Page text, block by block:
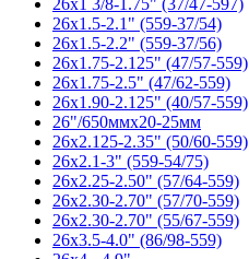
26x1 3/8-1.75" (37/47-597)
26x1.5-2.1" (559-37/54)
26x1.5-2.2" (559-37/56)
26x1.75-2.125" (47/57-559)
26x1.75-2.5" (47/62-559)
26x1.90-2.125" (40/57-559)
26"/650ммx20-25мм
26x2.125-2.35" (50/60-559)
26x2.1-3" (559-54/75)
26x2.25-2.50" (57/64-559)
26x2.30-2.70" (57/70-559)
26x2.30-2.70" (55/67-559)
26x3.5-4.0" (86/98-559)